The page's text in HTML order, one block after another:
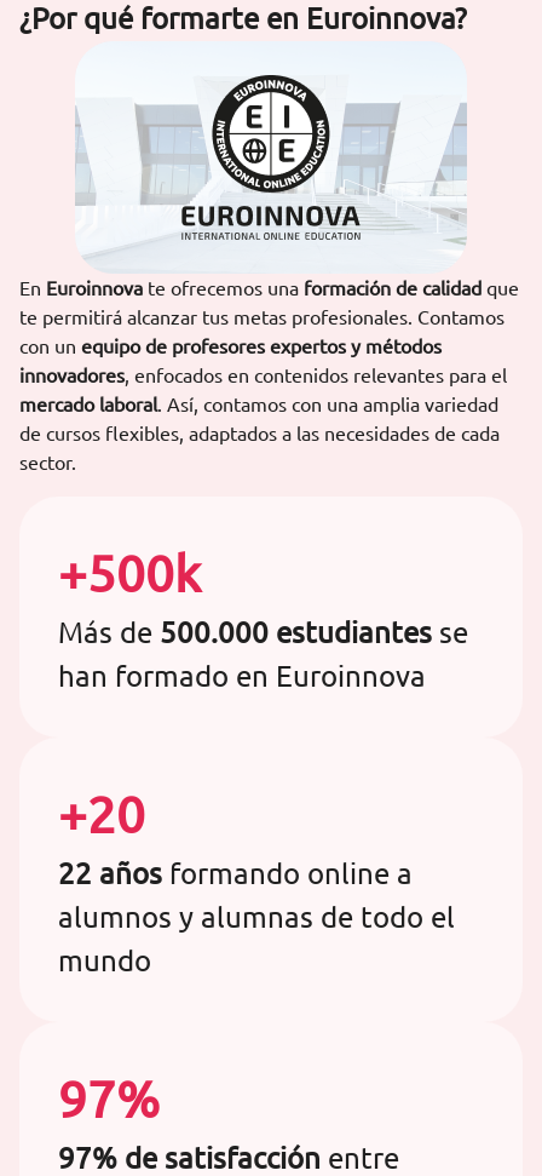
¿Por qué formarte en Euroinnova?
En Euroinnova te ofrecemos una formación de calidad que
te permitirá alcanzar tus metas profesionales. Contamos
con un equipo de profesores expertos y métodos
innovadores, enfocados en contenidos relevantes para el
mercado laboral. Así, contamos con una amplia variedad
de cursos flexibles, adaptados a las necesidades de cada
sector.
+500k
Más de 500.000 estudiantes se
han formado en Euroinnova
+20
22 años formando online a
alumnos y alumnas de todo el
mundo
97%
97% de satisfacción entre